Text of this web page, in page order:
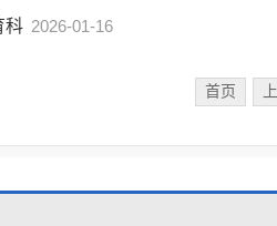
科 2026-01-16
首页